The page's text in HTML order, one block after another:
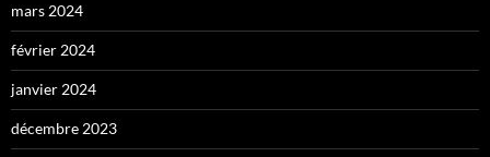
mars 2024
février 2024
janvier 2024
décembre 2023